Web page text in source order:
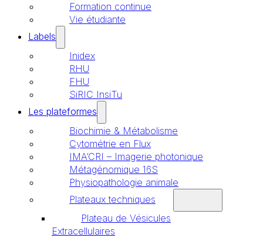
Formation continue
Vie étudiante
Labels
Inidex
RHU
FHU
SiRIC InsiTu
Les plateformes
Biochimie & Métabolisme
Cytométrie en Flux
IMA’CRI – Imagerie photonique
Métagénomique 16S
Physiopathologie animale
Plateaux techniques
Plateau de Vésicules
Extracellulaires